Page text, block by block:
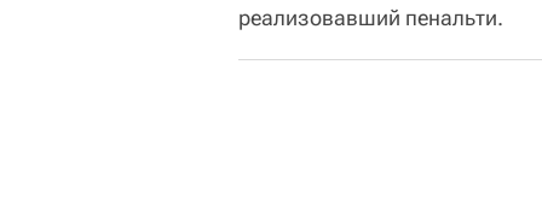
реализовавший пенальти.